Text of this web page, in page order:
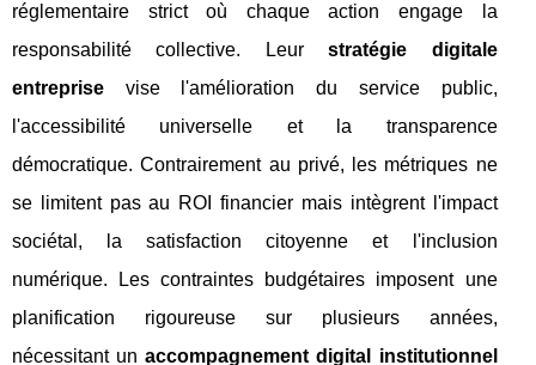
réglementaire strict où chaque action engage la
responsabilité collective. Leurstratégie digitale
entreprise vise l'amélioration du service public,
l'accessibilité universelle et la transparence
démocratique. Contrairement au privé, les métriques ne
se limitent pas au ROI financier mais intègrent l'impact
sociétal, la satisfaction citoyenne et l'inclusion
numérique. Les contraintes budgétaires imposent une
planification rigoureuse sur plusieurs années,
nécessitant unaccompagnement digital institutionnel